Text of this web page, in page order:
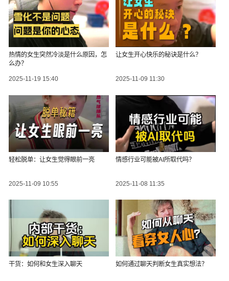
热情的女生突然冷淡是什么原因，怎
么办？
2025-11-19 15:40
让女生开心快乐的秘诀是什么？
2025-11-09 11:30
轻松脱单：让女生觉得眼前一亮
2025-11-09 10:55
情感行业可能被AI所取代吗？
2025-11-08 11:35
干货：如何和女生深入聊天 如何通过聊天判断女生真实想法？